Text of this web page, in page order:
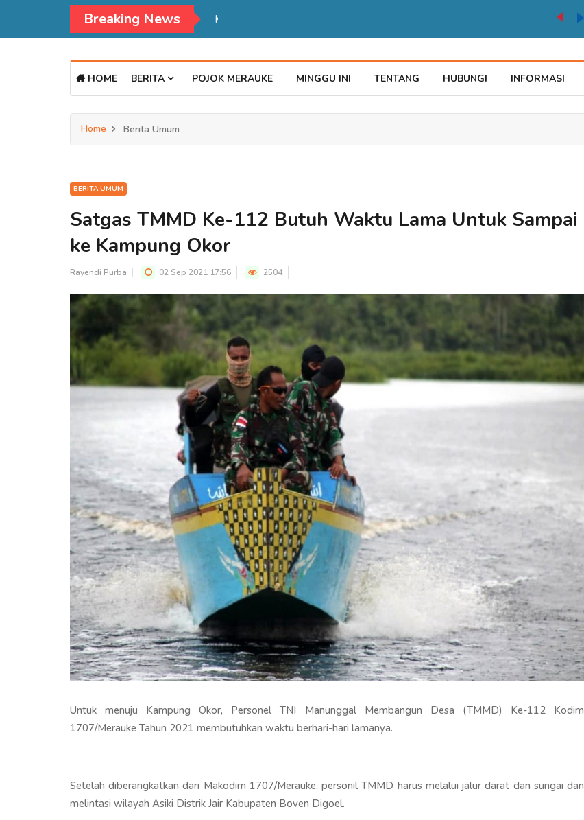
Breaking News Kadisdukcapil Merauke Tegaskan Pelayana KTP Sesuai SOP
HOME BERITA POJOK MERAUKE MINGGU INI TENTANG HUBUNGI INFORMASI
Home Berita Umum
BERITA UMUM
Satgas TMMD Ke-112 Butuh Waktu Lama Untuk Sampai
ke Kampung Okor
Rayendi Purba 02 Sep 2021 17:56 2504
Untuk menuju Kampung Okor, Personel TNI Manunggal Membangun Desa (TMMD) Ke-112 Kodim
1707/Merauke Tahun 2021 membutuhkan waktu berhari-hari lamanya.
Setelah diberangkatkan dari Makodim 1707/Merauke, personil TMMD harus melalui jalur darat dan sungai dan
melintasi wilayah Asiki Distrik Jair Kabupaten Boven Digoel.